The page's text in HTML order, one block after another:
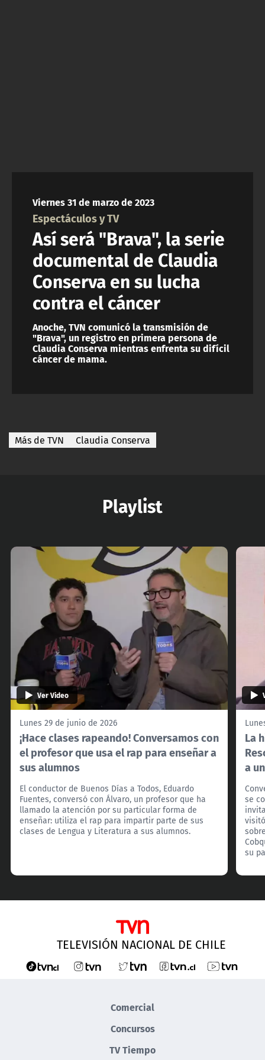
Viernes 31 de marzo de 2023
Espectáculos y TV
Así será "Brava", la serie
documental de Claudia
Conserva en su lucha
contra el cáncer
Anoche, TVN comunicó la transmisión de
"Brava", un registro en primera persona de
Claudia Conserva mientras enfrenta su difícil
cáncer de mama.
Más de TVN Claudia Conserva
Playlist
Ver Video
Lunes 29 de junio de 2026
¡Hace clases rapeando! Conversamos con
el profesor que usa el rap para enseñar a
sus alumnos
El conductor de Buenos Días a Todos, Eduardo
Fuentes, conversó con Álvaro, un profesor que ha
llamado la atención por su particular forma de
enseñar: utiliza el rap para impartir parte de sus
clases de Lengua y Literatura a sus alumnos.
La
a
se
su
TELEVISIÓN NACIONAL DE CHILE
Comercial
Concursos
TV Tiempo